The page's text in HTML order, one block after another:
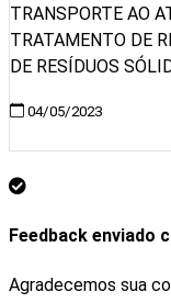
TRANSPORTE AO
TRATAMENTO DE
DE RESÍDUOS
04/05/2023
Feedback enviado
Agradecemos sua